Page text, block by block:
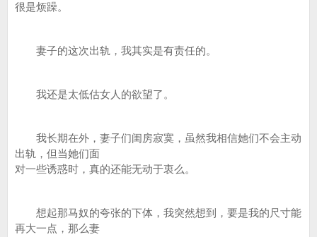
很是烦躁。
妻子的这次出轨，我其实是有责任的。
我还是太低估女人的欲望了。
我长期在外，妻子们闺房寂寞，虽然我相信她们不会主动
出轨，但当她们面
对一些诱惑时，真的还能无动于衷么。
想起那马奴的夸张的下体，我突然想到，要是我的尺寸能
再大一点，那么妻